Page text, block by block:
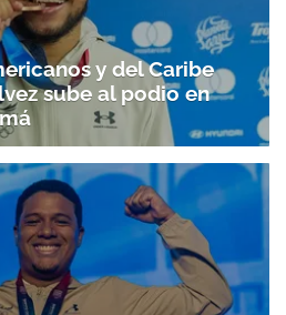
y del Caribe
sube al podio en